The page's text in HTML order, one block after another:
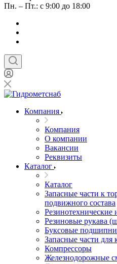
Пн. – Пт.: с 9:00 до 18:00
Компания
Компания
О компании
Вакансии
Реквизиты
Каталог
Каталог
Запасные части к
подвижного состава
Резинотехнические
Резиновые рукава
Буксовые
Запасные части для
Компрессоры
Железнодорожные